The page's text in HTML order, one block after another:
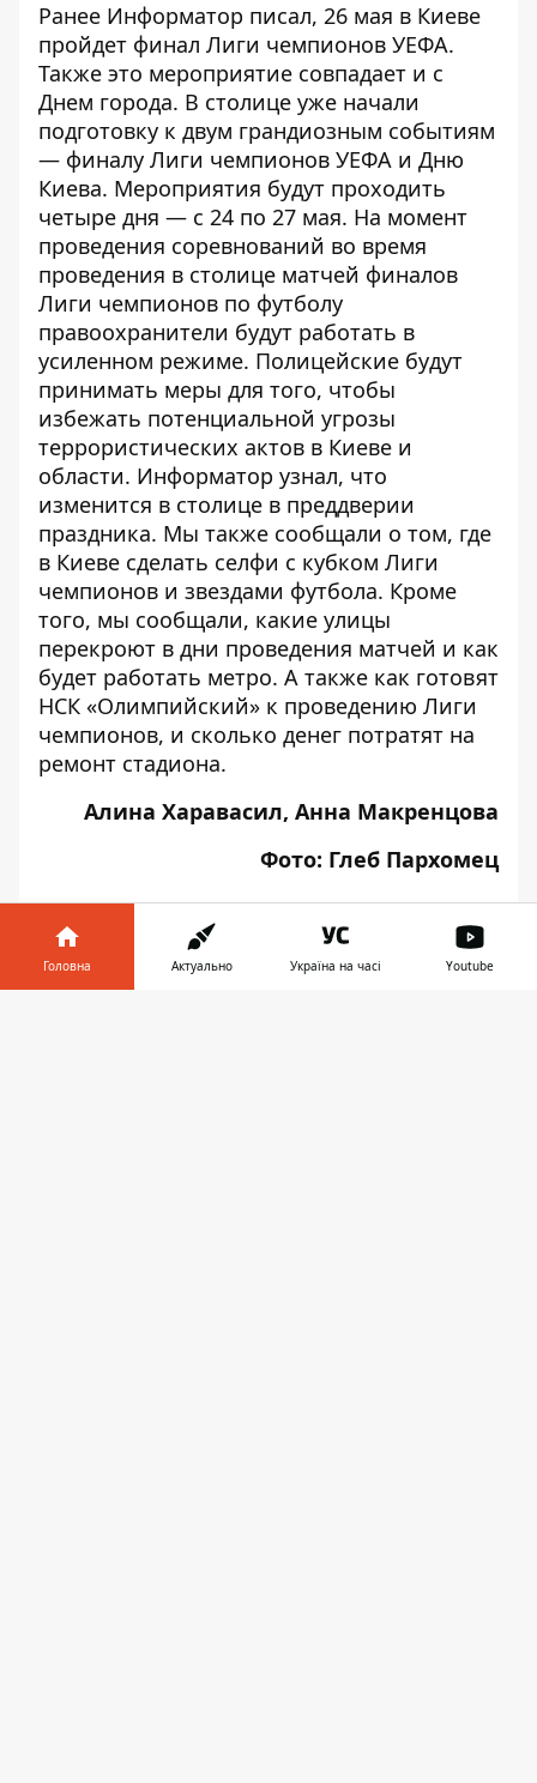
Ранее Информатор писал, 26 мая в Киеве
пройдет финал Лиги чемпионов УЕФА.
Также это мероприятие совпадает и с
Днем города. В столице уже начали
подготовку к двум грандиозным событиям
— финалу Лиги чемпионов УЕФА и Дню
Киева. Мероприятия будут проходить
четыре дня — с 24 по 27 мая. На момент
проведения соревнований во время
проведения в столице матчей финалов
Лиги чемпионов по футболу
правоохранители будут работать в
усиленном режиме. Полицейские будут
принимать меры для того, чтобы
избежать потенциальной угрозы
террористических актов в Киеве и
области. Информатор узнал, что
изменится в столице в преддверии
праздника. Мы также сообщали о том, где
в Киеве сделать селфи с кубком Лиги
чемпионов и звездами футбола. Кроме
того, мы сообщали, какие улицы
перекроют в дни проведения матчей и как
будет работать метро. А также как готовят
НСК «Олимпийский» к проведению Лиги
чемпионов, и сколько денег потратят на
ремонт стадиона.
Алина Харавасил, Анна Макренцова
Фото: Глеб Пархомец
Головна Актуально Україна на часі Youtube